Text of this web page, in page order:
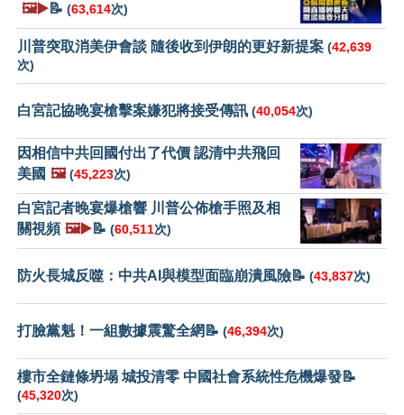
🖼️▶️📝 (63,614次)
川普突取消美伊會談 隨後收到伊朗的更好新提案 (42,639
次)
白宮記協晚宴槍擊案嫌犯將接受傳訊 (40,054次)
因相信中共回國付出了代價 認清中共飛回
美國 🖼️ (45,223次)
白宮記者晚宴爆槍響 川普公佈槍手照及相
關視頻 🖼️▶️📝 (60,511次)
防火長城反噬：中共AI與模型面臨崩潰風險📝 (43,837次)
打臉黨魁！一組數據震驚全網📝 (46,394次)
樓市全鏈條坍塌 城投清零 中國社會系統性危機爆發📝
(45,320次)